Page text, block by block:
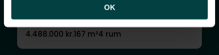
OK
4.488.000 kr.167 m²4 rum